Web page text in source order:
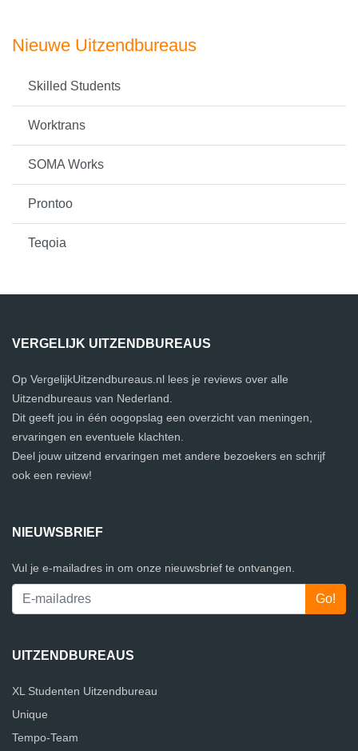
Nieuwe Uitzendbureaus
Skilled Students
Worktrans
SOMA Works
Prontoo
Teqoia
VERGELIJK UITZENDBUREAUS
Op VergelijkUitzendbureaus.nl lees je reviews over alle
Uitzendbureaus van Nederland.
Dit geeft jou in één oogopslag een overzicht van meningen,
ervaringen en eventuele klachten.
Deel jouw uitzend ervaringen met andere bezoekers en schrijf
ook een review!
NIEUWSBRIEF
Vul je e-mailadres in om onze nieuwsbrief te ontvangen.
UITZENDBUREAUS
XL Studenten Uitzendbureau
Unique
Tempo-Team